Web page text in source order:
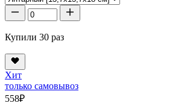
Купили 30 раз
Хит
только самовывоз
558₽